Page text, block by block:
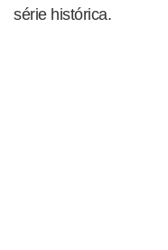
série histórica.